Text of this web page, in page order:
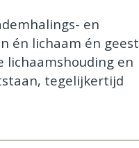
en
én lichaam én geest
lichaamshouding en
tegelijkertijd